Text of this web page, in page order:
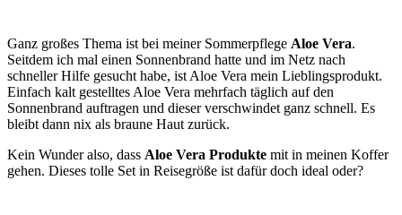
Ganz großes Thema ist bei meiner Sommerpflege Aloe Vera.
Seitdem ich mal einen Sonnenbrand hatte und im Netz nach
schneller Hilfe gesucht habe, ist Aloe Vera mein Lieblingsprodukt.
Einfach kalt gestelltes Aloe Vera mehrfach täglich auf den
Sonnenbrand auftragen und dieser verschwindet ganz schnell. Es
bleibt dann nix als braune Haut zurück.
Kein Wunder also, dass Aloe Vera Produkte mit in meinen Koffer
gehen. Dieses tolle Set in Reisegröße ist dafür doch ideal oder?